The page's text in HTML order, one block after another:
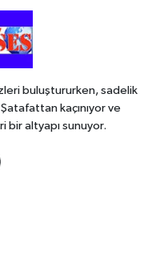
buluştururken, sadelik
kaçınıyor ve
bir altyapı sunuyor.